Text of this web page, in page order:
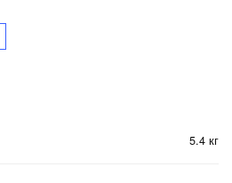
5.4 кг